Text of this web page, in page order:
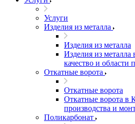
Услуги
Изделия из металла
Изделия из металла
Изделия из металла
качество и области
Откатные ворота
Откатные ворота
Откатные ворота в
производства и
Поликарбонат